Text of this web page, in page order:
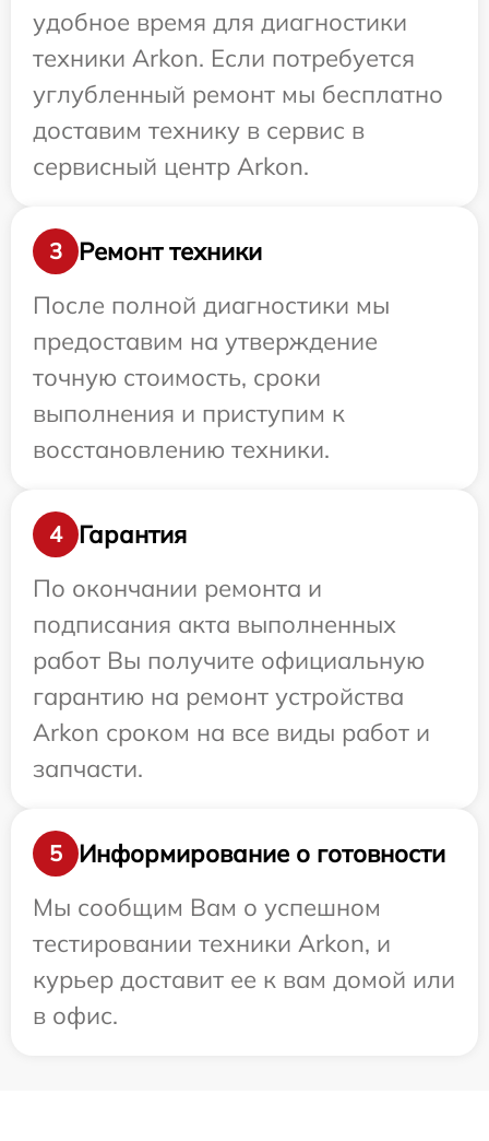
удобное время для диагностики
техники Arkon. Если потребуется
углубленный ремонт мы бесплатно
доставим технику в сервис в
сервисный центр Arkon.
3
Ремонт техники
После полной диагностики мы
предоставим на утверждение
точную стоимость, сроки
выполнения и приступим к
восстановлению техники.
4
Гарантия
По окончании ремонта и
подписания акта выполненных
работ Вы получите официальную
гарантию на ремонт устройства
Arkon сроком на все виды работ и
запчасти.
5
Информирование о готовности
Мы сообщим Вам о успешном
тестировании техники Arkon, и
курьер доставит ее к вам домой или
в офис.